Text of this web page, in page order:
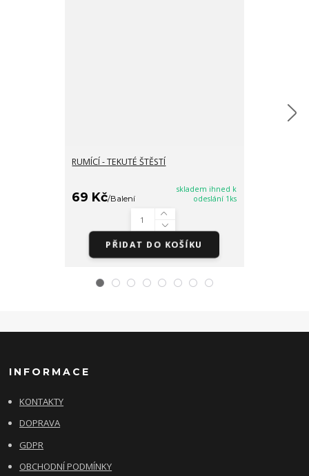
RUMÍCÍ - TEKUTÉ ŠTĚSTÍ
69 Kč/Balení
skladem ihned k
odeslání 1ks
PŘIDAT DO KOŠÍKU
INFORMACE
KONTAKTY
DOPRAVA
GDPR
OBCHODNÍ PODMÍNKY